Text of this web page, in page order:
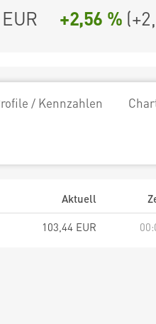
+2,56 % (
/ Kennzahlen
Aktuell
103,44 EUR